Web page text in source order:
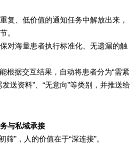
、低价值的通知任务中解放出来，
。
海量患者执行标准化、无遗漏的触
据交互结果，自动将患者分为“需紧
发送资料”、“无意向”等类别，并推送给
与私域承接
”，人的价值在于“深连接”。